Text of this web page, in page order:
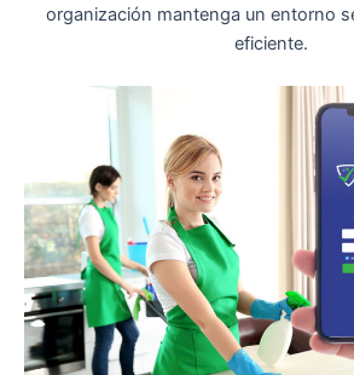
organización mantenga un entorno
eficiente.